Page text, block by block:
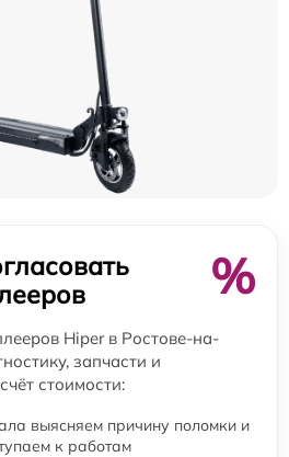
%
Hiper в Ростове-на-
запчасти и
стоимости:
выясняем причину поломки и
к работам